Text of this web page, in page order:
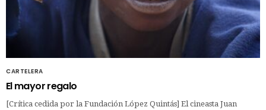
CARTELERA
El mayor regalo
[Crítica cedida por la Fundación López Quintás] El cineasta Juan